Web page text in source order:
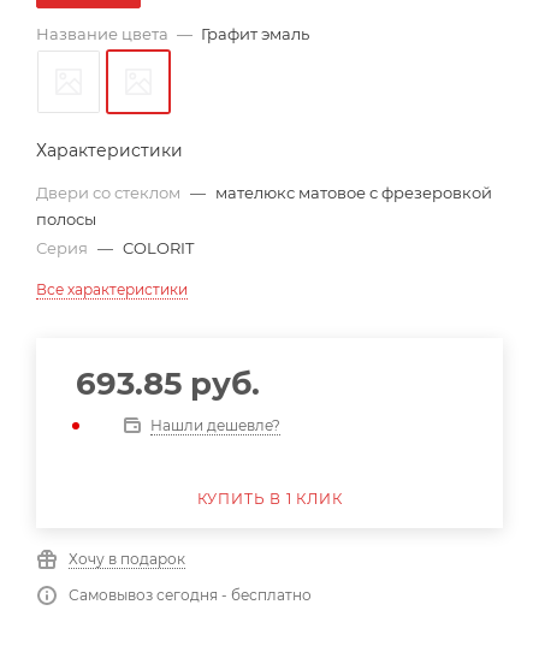
Название цвета — Графит эмаль
Характеристики
Двери со стеклом — мателюкс матовое с фрезеровкой
полосы
Серия — COLORIT
Все характеристики
693.85 руб.
Нашли дешевле?
КУПИТЬ В 1 КЛИК
Хочу в подарок
Самовывоз сегодня - бесплатно